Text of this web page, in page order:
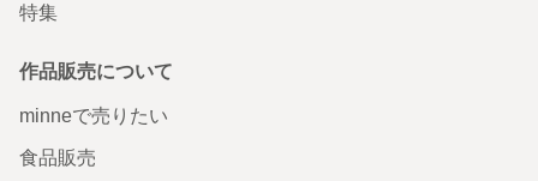
特集
作品販売について
minneで売りたい
食品販売